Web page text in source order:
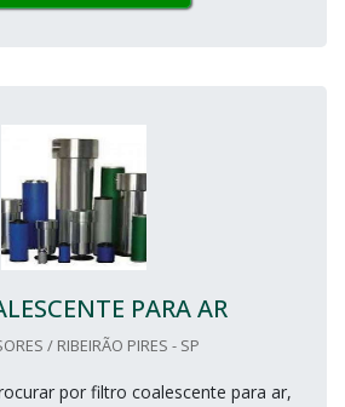
PARA AR
/ RIBEIRÃO PIRES - SP
por filtro coalescente para ar,